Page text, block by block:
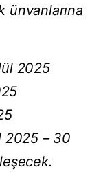
ünvanlarına
2025
2025 – 30